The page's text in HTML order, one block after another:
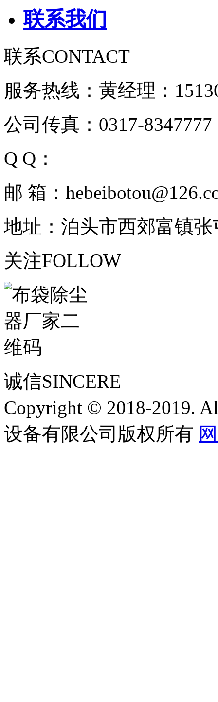
联系我们
联系CONTACT
服务热线： 黄经理：
公司传真： 0317-8347777
Q Q：
邮 箱：
地址： 泊头市西郊富镇
关注FOLLOW
诚信SINCERE
Copyright © 2018-2019.
设备有限公司版权所有